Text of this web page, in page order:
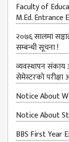
Faculty of
M.Ed. Entrance
२०७६ सालमा
सम्बन्धी सूचना !
व्यवस्थापन संकाय
सेमेस्टरको
Notice About
Notice About
BBS First Year